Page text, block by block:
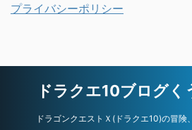
プライバシーポリシー
ドラクエ10ブログく
ドラゴンクエストＸ(ドラクエ10)の冒険